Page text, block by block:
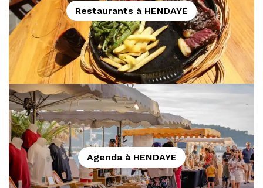
Restaurants à HENDAYE
Agenda à HENDAYE